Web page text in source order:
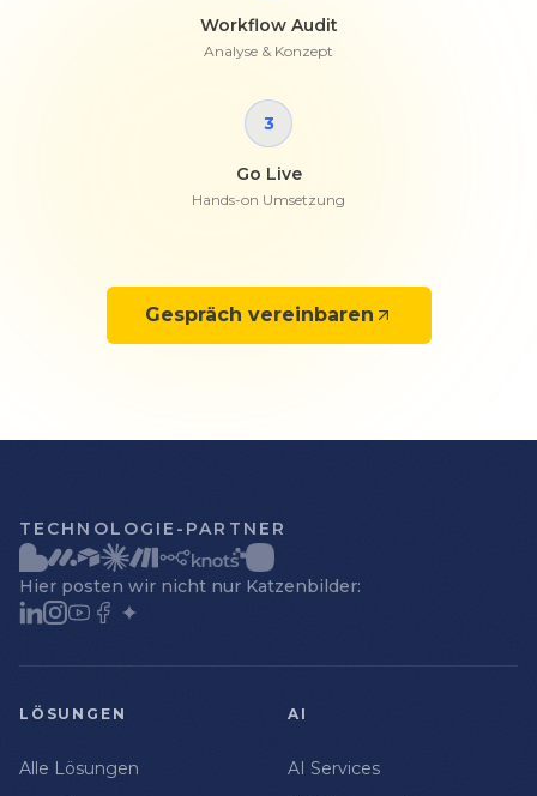
Workflow Audit
Analyse & Konzept
3
Go Live
Hands-on Umsetzung
Gespräch vereinbaren
TECHNOLOGIE-PARTNER
Hier posten wir nicht nur Katzenbilder:
LÖSUNGEN
Alle Lösungen
AI
AI Services